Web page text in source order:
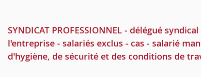
SYNDICAT PROFESSIONNEL - délégué
l'entreprise - salariés exclus - cas - salarié
d'hygiène, de sécurité et des conditions de